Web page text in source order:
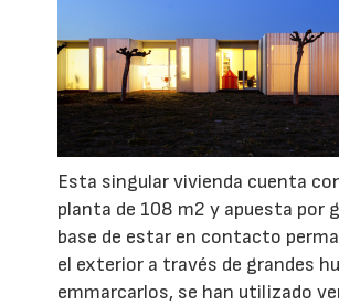
Esta singular vivienda cuenta
planta de 108 m2 y apuesta por
base de estar en contacto
el exterior a través de grandes
emmarcarlos, se han utilizado